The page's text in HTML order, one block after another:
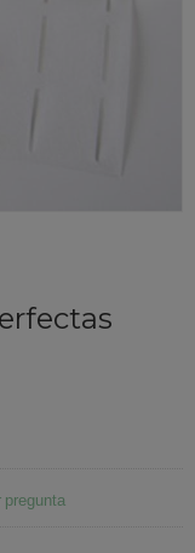
pregunta